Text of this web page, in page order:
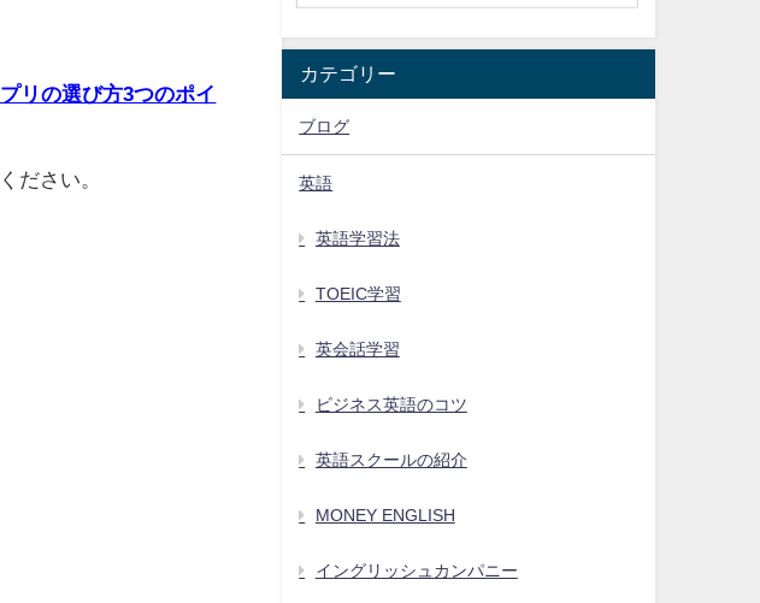
リの選び方3つのポイ
ださい。
カテゴリー
ブログ
英語
英語学習法
TOEIC学習
英会話学習
ビジネス英語のコツ
英語スクールの紹介
MONEY ENGLISH
イングリッシュカンパニー